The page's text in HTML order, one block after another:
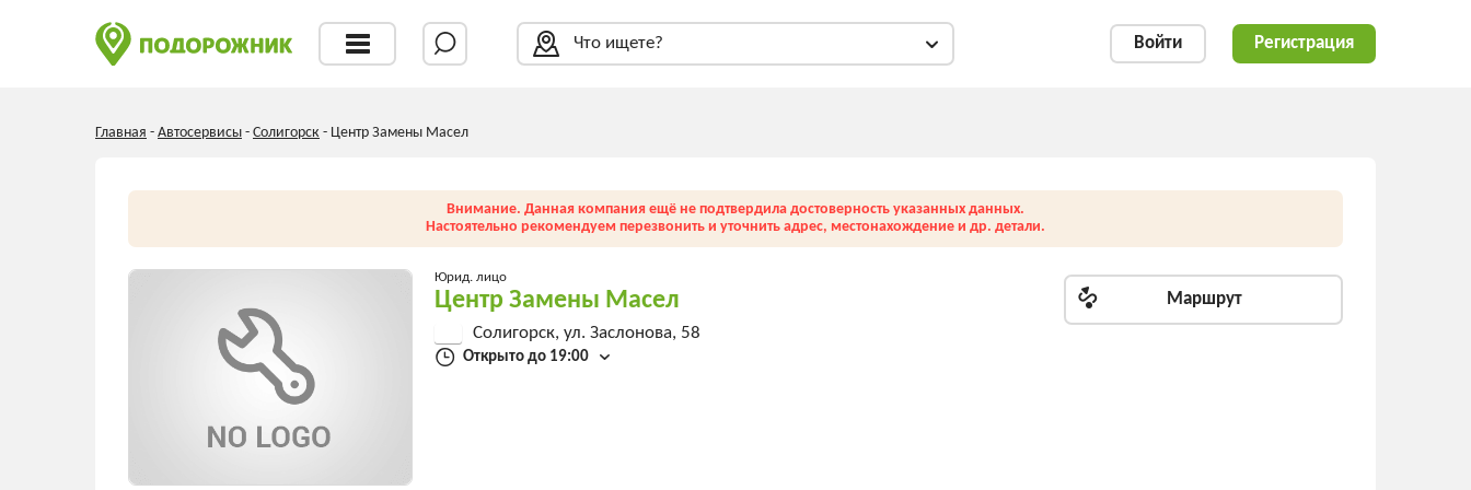
Что ищете? Войти Регистрация
Главная - Автосервисы - Солигорск - Центр Замены Масел
Внимание. Данная компания ещё не подтвердила достоверность указанных данных.
Настоятельно рекомендуем перезвонить и уточнить адрес, местонахождение и др. детали.
Юрид. лицо
Центр Замены Масел
Солигорск, ул. Заслонова, 58
Открыто до 19:00
Маршрут